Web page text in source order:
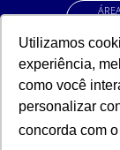
Utilizamos
experiência,
como você
personalizar
concorda com